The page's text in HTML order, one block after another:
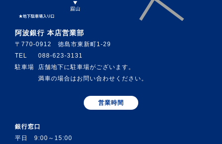
阿波銀行 本店営業部
〒770-0912 徳島市東新町1-29
TEL
088-623-3131
駐車場
店舗地下に駐車場がございます。
満車の場合はお問い合わせください。
営業時間
銀行窓口
平日 9:00～15:00